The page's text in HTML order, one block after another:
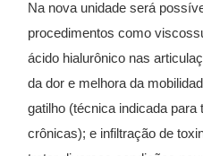
Na nova unidade será
procedimentos como
ácido hialurônico nas
da dor e melhora da
gatilho (técnica indicada
crônicas); e infiltração de